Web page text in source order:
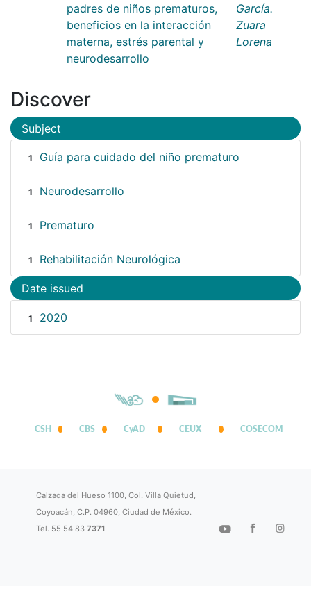
padres de niños prematuros,
beneficios en la interacción
materna, estrés parental y
neurodesarrollo
García.
Zuara
Lorena
Discover
Subject
1 Guía para cuidado del niño prematuro
1 Neurodesarrollo
1 Prematuro
1 Rehabilitación Neurológica
Date issued
1 2020
CSH CBS CyAD CEUX COSECOM
Calzada del Hueso 1100, Col. Villa Quietud,
Coyoacán, C.P. 04960, Ciudad de México.
Tel. 55 54 837371